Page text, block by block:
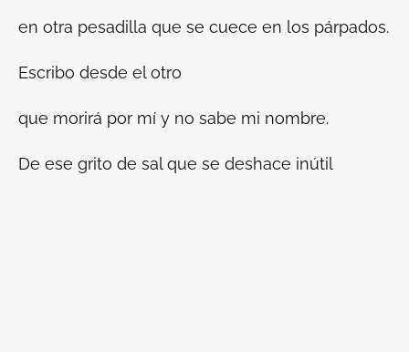
en otra pesadilla que se cuece en los párpados.
Escribo desde el otro
que morirá por mí y no sabe mi nombre.
De ese grito de sal que se deshace inútil